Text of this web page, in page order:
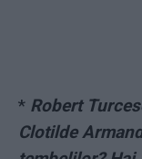
* Robert
Clotilde